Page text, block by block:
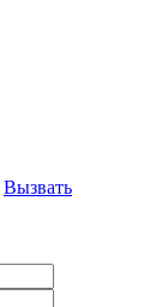
Вызвать